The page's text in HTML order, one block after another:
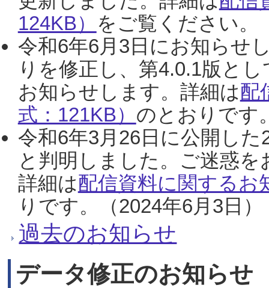
124KB） をご覧ください。
令和6年6月3日にお知らせ
りを修正し、第4.0.1版と
お知らせします。詳細は配
式：121KB） のとおりです
令和6年3月26日に公開し
と判明しました。ご迷惑
詳細は配信資料に関するお
りです。（2024年6月3日）
過去のお知らせ
データ修正のお知らせ